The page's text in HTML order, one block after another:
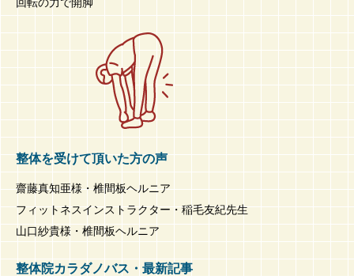
整体を受けて頂いた方の声
齋藤真知亜様・椎間板ヘルニア
フィットネスインストラクター・稲毛友紀先生
山口紗貴様・椎間板ヘルニア
整体院カラダノバス・最新記事